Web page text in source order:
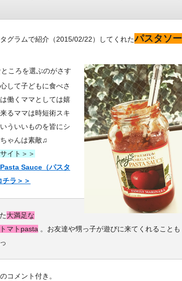
グラムで紹介（2015/02/22）してくれたパスタソ
ところを選ぶのがさす
して子どもに食べさ
働くママとしては嬉
るママは時短術スキ
ういいものを皆にシ
ゃんは素敵♫
イト＞＞
Sauce（パスタ
ラ＞＞
大満足な
マトpasta 。お友達や甥っ子が遊びに来てくれることも
コメント付き。